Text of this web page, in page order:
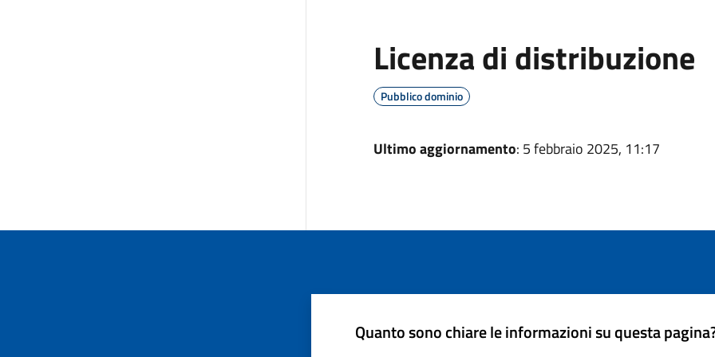
Licenza di distribuzione
Pubblico dominio
Ultimo aggiornamento: 5 febbraio 2025, 11:17
Quanto sono chiare le informazioni su questa